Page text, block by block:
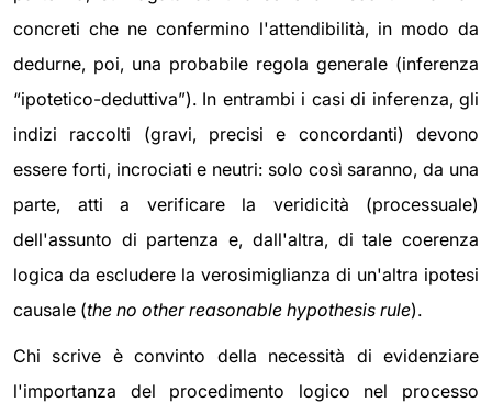
concreti che ne confermino l'attendibilità, in modo da
dedurne, poi, una probabile regola generale (inferenza
“ipotetico-deduttiva”). In entrambi i casi di inferenza, gli
indizi raccolti (gravi, precisi e concordanti) devono
essere forti, incrociati e neutri: solo così saranno, da una
parte, atti a verificare la veridicità (processuale)
dell'assunto di partenza e, dall'altra, di tale coerenza
logica da escludere la verosimiglianza di un'altra ipotesi
causale (the no other reasonable hypothesis rule).
Chi scrive è convinto della necessità di evidenziare
l'importanza del procedimento logico nel processo